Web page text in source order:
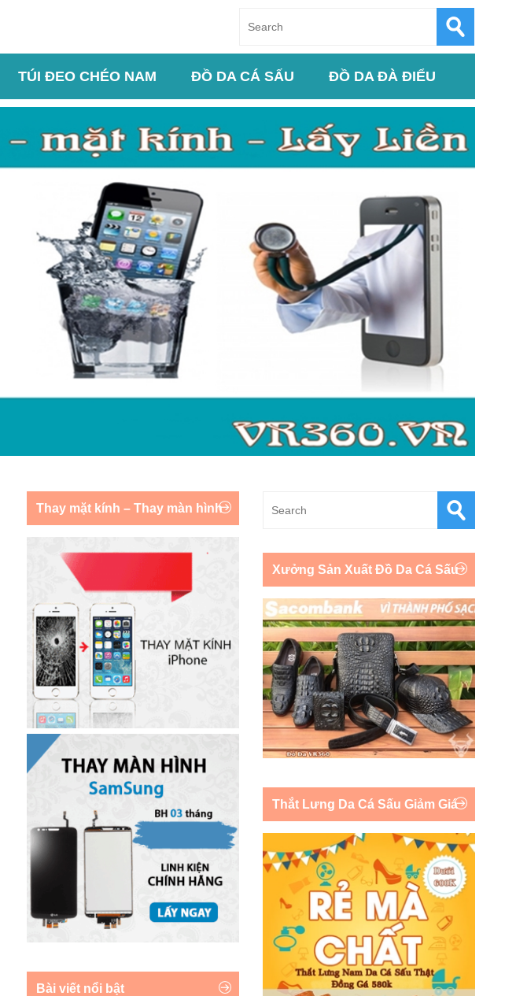
TÚI ĐEO CHÉO NAM ĐỒ DA CÁ SẤU ĐỒ DA ĐÀ ĐIỂU
Thay mặt kính – Thay màn hình
Bài viết nổi bật
Xưởng Sản Xuất Đồ Da Cá Sấu
Thắt Lưng Da Cá Sấu Giảm Giá